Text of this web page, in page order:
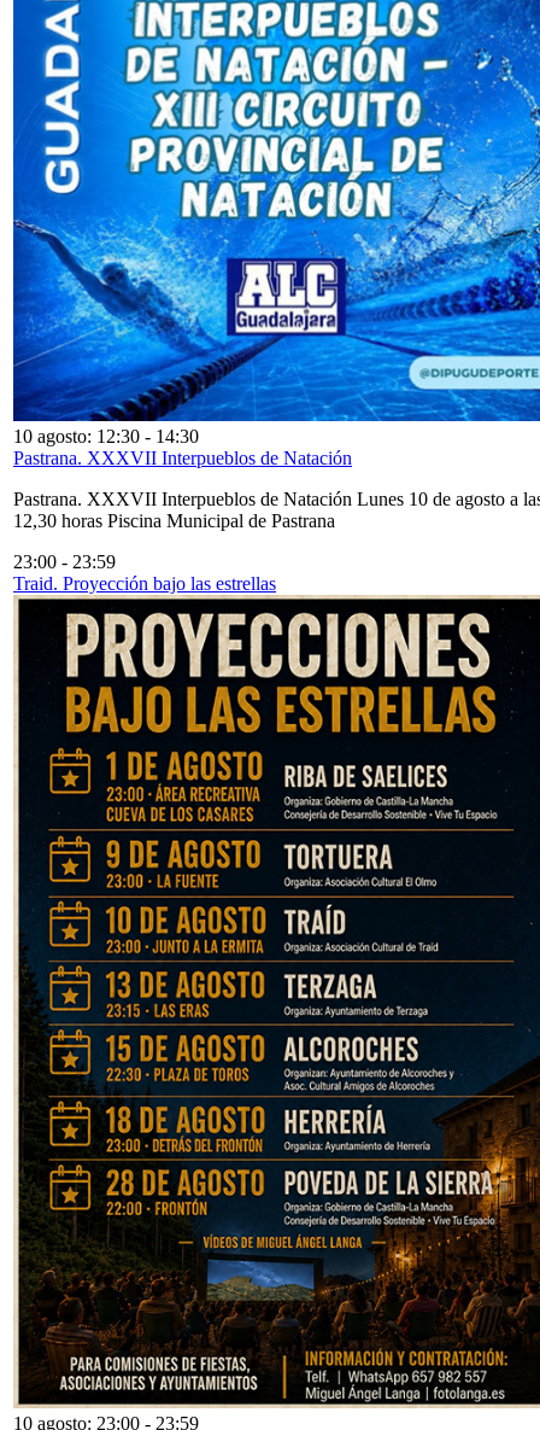
10 agosto: 12:30 - 14:30
Pastrana. XXXVII Interpueblos de Natación
Pastrana. XXXVII Interpueblos de Natación Lunes 10 de agosto a
12,30 horas Piscina Municipal de Pastrana
23:00 - 23:59
Traid. Proyección bajo las estrellas
10 agosto: 23:00 - 23:59